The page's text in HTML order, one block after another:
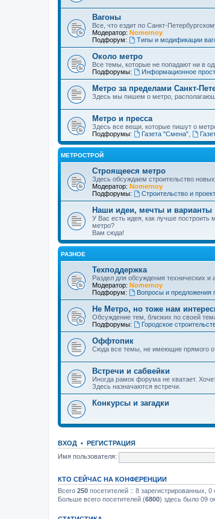
Вагоны
Все, что ездит по Санкт-
Модератор: Nomernoy
Подфорум:
Типы и модификации
Около метро
Все темы, которые не попадают ни в
Подфорумы:
Информационное
Метро за пределами Санкт-
Здесь мы пишем о метро,
Метро и пресса
Здесь все вещи, которые пишут о
Подфорумы:
Газета "Смена",
МЕТРОСТРОЙ
Строящееся метро
Здесь обсуждаем строительство
Модератор: Nomernoy
Подфорумы:
Строительство и
Наши идеи, мечты и варианты
У Вас есть идея, как лучше построить
метро?
Вам сюда!
РАЗНОЕ
Техподдержка
Раздел для обсуждения технических
Модератор: Nomernoy
Подфорум:
Вопросы и предложения
Не Метро, но тоже нам
Обсуждение тем, близких по своей
Подфорумы:
Городское
Оффтопик
Сюда все темы, не имеющие прямого
Встречи и сабвейки
Иногда рамок форума не хватает.
Здесь назначаются встречи.
Конкурсы и загадки
ВХОД • РЕГИСТРАЦИЯ
Имя пользователя:
КТО СЕЙЧАС НА КОНФЕРЕНЦИИ
Всего 250 посетителей :: 8 зарегистрированных,
Больше всего посетителей (6800) здесь было 09